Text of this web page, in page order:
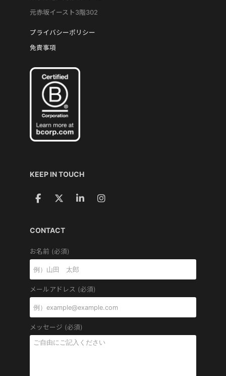
元赤坂イースト3階302
プライバシーポリシー
免責事項
KEEP IN TOUCH
CONTACT
お名前 (必須)
メールアドレス (必須)
メッセージ (必須)